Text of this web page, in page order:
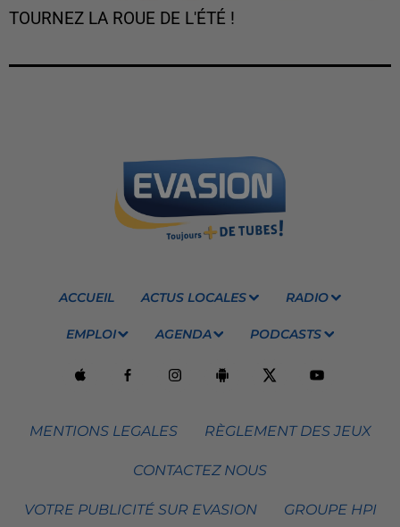
TOURNEZ LA ROUE DE L'ÉTÉ !
ACCUEIL ACTUS LOCALES RADIO
EMPLOI AGENDA PODCASTS
MENTIONS LEGALES RÈGLEMENT DES JEUX
CONTACTEZ NOUS
VOTRE PUBLICITÉ SUR EVASION GROUPE HPI